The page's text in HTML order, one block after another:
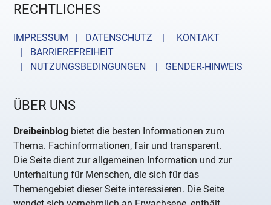
RECHTLICHES
IMPRESSUM | DATENSCHUTZ |
KONTAKT
| BARRIEREFREIHEIT
| NUTZUNGSBEDINGUNGEN
| GENDER-HINWEIS
ÜBER UNS
Dreibeinblog bietet die besten Informationen zum
Thema. Fachinformationen, fair und transparent.
Die Seite dient zur allgemeinen Information und zur
Unterhaltung für Menschen, die sich für das
Themengebiet dieser Seite interessieren. Die Seite